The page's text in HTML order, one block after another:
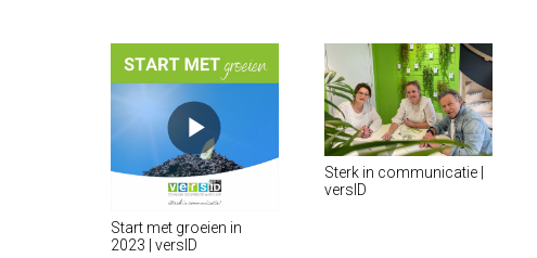
Start met groeien in
2023 | versID
Sterk in communicatie |
versID